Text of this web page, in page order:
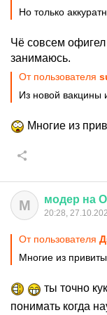
Но только
Чё совсем офигел
занимаюсь.
От пользователя
Из новой вакцины
Многие из
М модер на
20:28,
От пользователя
Многие из
ты точно
понимать когда